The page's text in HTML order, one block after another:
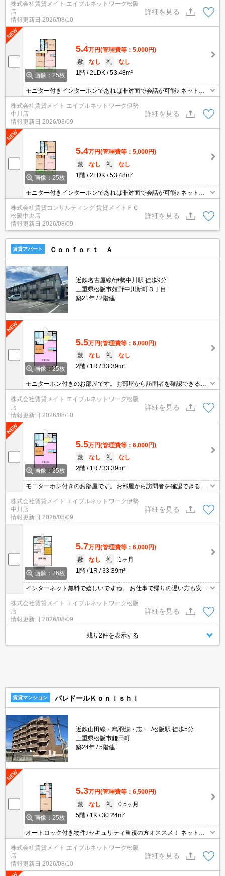
ネットが利用できます。PCはもちろんスマートフォンやオンライン
で利用できるゲームなどさまざまな用途で楽しめます♪
株式会社賃貸メイト エイブルネットワーク松阪
店
情報更新日 2026/08/10
詳細を見る
画像：25枚
5.4万円(管理費等：5,000円)
敷
なし 礼
なし
1階
2LDK 53.48m²
モニター付きインターホンであれば非対面で会話が可能♪ ネット無
料物件は節約効果が期待できます！データ通信量を気にせず無料で
ネットが利用できます。PCはもちろんスマートフォンやオンライン
で利用できるゲームなどさまざまな用途で楽しめます♪
株式会社賃貸メイト エイブルネットワーク伊勢
中川店
情報更新日 2026/08/09
詳細を見る
画像：25枚
5.4万円(管理費等：5,000円)
敷
なし 礼
なし
1階
2LDK 53.48m²
モニター付きインターホンであれば非対面で会話が可能♪ ネット無
料物件は節約効果が期待できます！データ通信量を気にせず無料で
ネットが利用できます。PCはもちろんスマートフォンやオンライン
で利用できるゲームなどさまざまな用途で楽しめます♪
株式会社賃貸コンサルティング 賃貸メイトＦＣ
松阪中央店
情報更新日 2026/08/09
詳細を見る
賃貸アパート Ｃｏｎｆｏｒｔ Ａ
近鉄名古屋線/伊勢中川駅 徒歩9分
三重県松阪市嬉野中川新町３丁目
築21年
2階建
画像：25枚
5.5万円(管理費等：6,000円)
敷
なし 礼
なし
2階
1R 33.39m²
モニターホン付きのお部屋です。お部屋から訪問者を確認できるの
でセキュリティ面はもちろん知らない人やセールスに対応する必要
もありません。 個人で契約をしなくてもネット無料で利用できます
株式会社賃貸メイト エイブルネットワーク松阪
店
情報更新日 2026/08/10
詳細を見る
画像：25枚
5.5万円(管理費等：6,000円)
敷
なし 礼
なし
2階
1R 33.39m²
モニターホン付きのお部屋です。お部屋から訪問者を確認できるの
でセキュリティ面はもちろん知らない人やセールスに対応する必要
もありません。 個人で契約をしなくてもネット無料で利用できます
よ♪
株式会社賃貸メイト エイブルネットワーク伊勢
中川店
情報更新日 2026/08/09
詳細を見る
画像：26枚
5.7万円(管理費等：6,000円)
敷
なし 礼
1ヶ月
1階
1R 33.39m²
インターネット無料で嬉しいですね。 お仕事で帰りの遅い方も安心
の宅配ボックス付き♪受け取り時間を気にせずネットショッピングを
楽しめます！
株式会社賃貸メイト エイブルネットワーク松阪
店
情報更新日 2026/08/09
詳細を見る
残り2件を表示する
賃貸マンション パレドールＫｏｎｉｓｈｉ
近鉄山田線・鳥羽線・志･･･/松阪駅 徒歩5分
三重県松阪市鎌田町
築24年
5階建
画像：25枚
5.3万円(管理費等：6,500円)
敷
なし 礼
0.5ヶ月
5階
1K 30.24m²
オートロック付き物件♪セキュリティ重視の方オススメ！ ネット無
料物件は節約効果が期待できます！データ通信量を気にせず無料で
ネットが利用できます。PCはもちろんスマートフォンやオンライン
で利用できるゲームなどさまざまな用途で楽しめます♪
株式会社賃貸メイト エイブルネットワーク松阪
店
情報更新日 2026/08/10
詳細を見る